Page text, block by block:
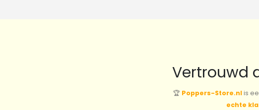
Vertrouwd
🏆 Poppers-Store.nlis
echte